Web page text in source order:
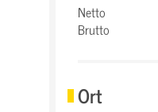
Netto
Brutto
Ort